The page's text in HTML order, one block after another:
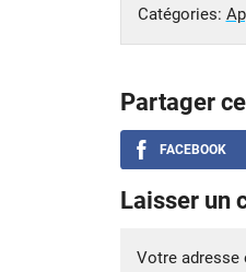
Catégories:
Partager
FACEBOOK
Laisser un
Votre adresse